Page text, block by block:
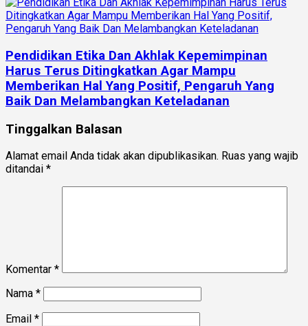
Pendidikan Etika Dan Akhlak Kepemimpinan
Harus Terus Ditingkatkan Agar Mampu
Memberikan Hal Yang Positif, Pengaruh Yang
Baik Dan Melambangkan Keteladanan
Tinggalkan Balasan
Alamat email Anda tidak akan dipublikasikan. Ruas yang wajib
ditandai *
Komentar *
Nama *
Email *